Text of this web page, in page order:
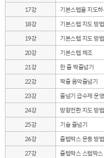
17강
기본스텝을 지도
18강
기본스텝 지도 방
19강
기본스텝 지도 방
20강
기본스텝 체조
21강
한 줄 짝줄넘기
22강
짝줄 음악줄넘기
23강
줄넘기 급수제 운
24강
방향전환 지도 방법
25강
기술 줄넘기
26강
줄텝박스 운동 방법
27강
줄텝박스 스텝박